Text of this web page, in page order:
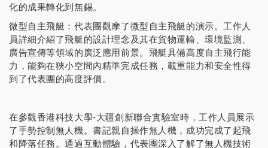
化的成果轉化到無錫。
微型自主飛艇：代表團觀摩了微型自主飛艇的演示。工作人
員詳細介紹了飛艇的設計理念及其在貨物運輸、環境監測、
廣告宣傳等領域的廣泛應用前景。飛艇具備高度自主飛行能
力，能夠在狹小空間內精準完成任務，載重能力和安全性得
到了代表團的高度評價。
在參觀香港科技大學-大疆創新聯合實驗室時，工作人員展示
了手勢控制無人機。書記親自操作無人機，成功完成了起飛
和降落任務。通過互動體驗，代表團深入了解了無人機技術